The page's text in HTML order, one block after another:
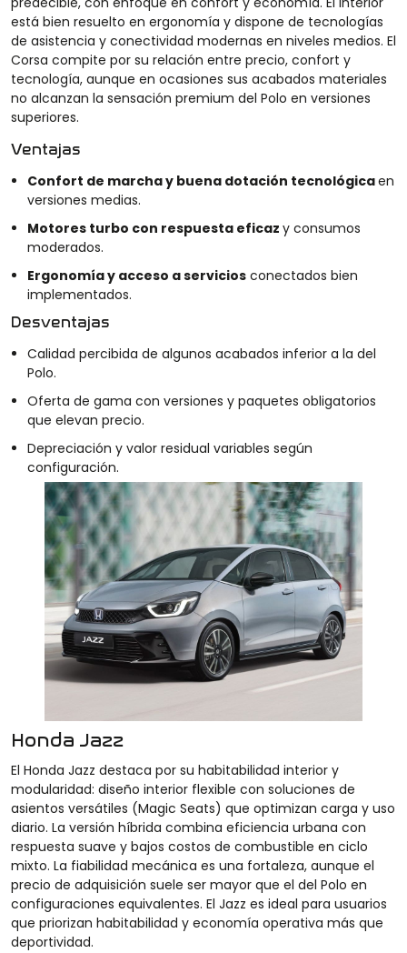
está bien resuelto en ergonomía y dispone de tecnologías
de asistencia y conectividad modernas en niveles medios. El
Corsa compite por su relación entre precio, confort y
tecnología, aunque en ocasiones sus acabados materiales
no alcanzan la sensación premium del Polo en versiones
superiores.
Ventajas
Confort de marcha y buena dotación tecnológicaen
versiones medias.
Motores turbo con respuesta eficaz y consumos
moderados.
Ergonomía y acceso a servicios conectados bien
implementados.
Desventajas
Calidad percibida de algunos acabados inferior a la del
Polo.
Oferta de gama con versiones y paquetes obligatorios
que elevan precio.
Depreciación y valor residual variables según
configuración.
Honda Jazz
El Honda Jazz destaca por su habitabilidad interior y
modularidad: diseño interior flexible con soluciones de
asientos versátiles (Magic Seats) que optimizan carga y uso
diario. La versión híbrida combina eficiencia urbana con
respuesta suave y bajos costos de combustible en ciclo
mixto. La fiabilidad mecánica es una fortaleza, aunque el
precio de adquisición suele ser mayor que el del Polo en
configuraciones equivalentes. El Jazz es ideal para usuarios
que priorizan habitabilidad y economía operativa más que
deportividad.